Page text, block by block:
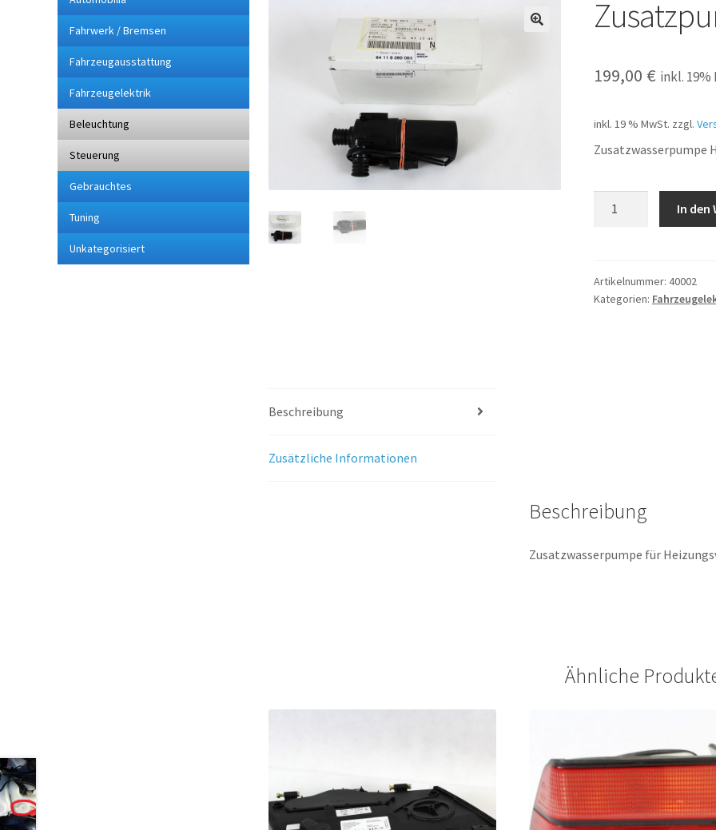
Fahrwerk / Bremsen
Fahrzeugausstattung
Fahrzeugelektrik
Beleuchtung
Steuerung
Gebrauchtes
Tuning
Unkategorisiert
199,00 € inkl. 19%
inkl. 19 % MwSt. zzgl.
Zusatzwasserpumpe
In den
Artikelnummer: 40002
Kategorien:
Beschreibung
Zusätzliche Informationen
Beschreibung
Zusatzwasserpumpe für
Ähnliche